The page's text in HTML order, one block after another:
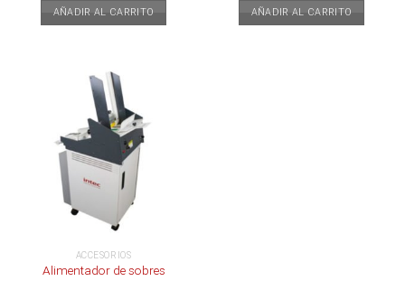
AÑADIR AL CARRITO AÑADIR AL CARRITO
ACCESORIOS
Alimentador de sobres